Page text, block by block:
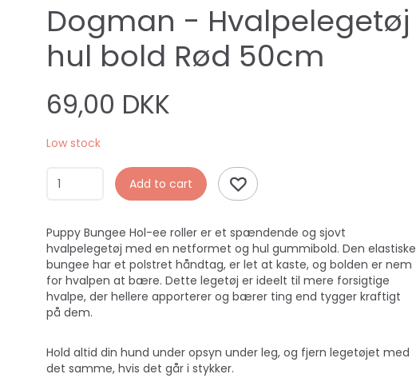
Dogman - Hvalpelegetøj
hul bold Rød 50cm
69,00 DKK
Low stock
Add to cart
Puppy Bungee Hol-ee roller er et spændende og sjovt
hvalpelegetøj med en netformet og hul gummibold. Den elastiske
bungee har et polstret håndtag, er let at kaste, og bolden er nem
for hvalpen at bære. Dette legetøj er ideelt til mere forsigtige
hvalpe, der hellere apporterer og bærer ting end tygger kraftigt
på dem.
Hold altid din hund under opsyn under leg, og fjern legetøjet med
det samme, hvis det går i stykker.